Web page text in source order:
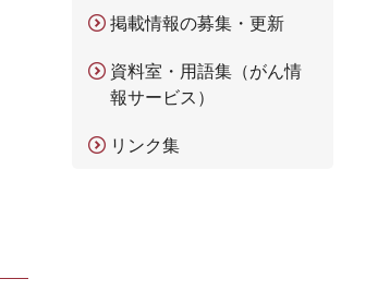
掲載情報の募集・更新
資料室・用語集（がん情
報サービス）
リンク集